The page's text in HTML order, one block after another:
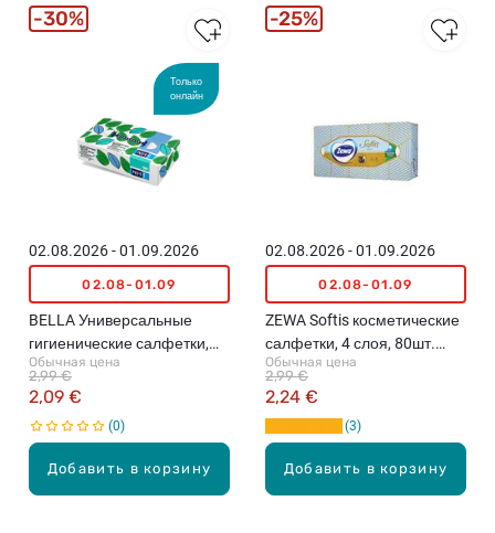
Только
онлайн
Добавить в корзину
02.08.2026 - 01.09.2026
02.08-01.09
BELLA Универсальные
гигиенические салфетки,
двухслойные, Mint, 150шт.
Обычная цена
2,09 €
2,99 €
0
30%
Добавить в корзину
02.08.2026 - 01.09.2026
02.08-01.09
ZEWA Softis косметические
салфетки, 4 слоя, 80шт.
(различные цвета)
Обычная цена
2,24 €
2,99 €
3
25%